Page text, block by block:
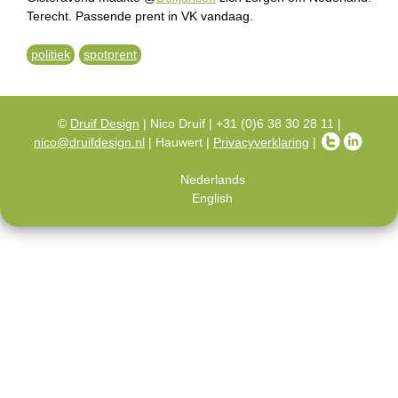
Terecht. Passende prent in VK vandaag.
politiek spotprent
© Druif Design | Nico Druif | +31 (0)6 38 30 28 11 |
nico@druifdesign.nl | Hauwert | Privacyverklaring |
Nederlands
English